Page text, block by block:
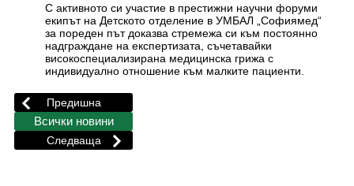
С активното си участие в престижни научни форуми
екипът на Детското отделение в УМБАЛ „Софиямед“
за пореден път доказва стремежа си към постоянно
надграждане на експертизата, съчетавайки
високоспециализирана медицинска грижа с
индивидуално отношение към малките пациенти.